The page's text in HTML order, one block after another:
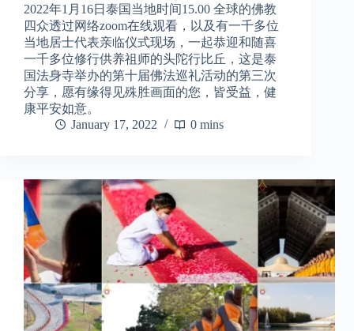
2022年1月16日泰国当地时间15.00 全球的佛教
四众透过网络zoom在线观看，以及有一千多位
当地居士代表亲临仪式现场，一起恭迎和随喜
一千多位修行供养祖师的头陀行比丘，这是泰
国法身寺举办的第十届佛法巡礼活动的第三次
分享，愿有缘得见殊胜画面的您，皆受益，健
康平安如意。
January 17, 2022
0 mins